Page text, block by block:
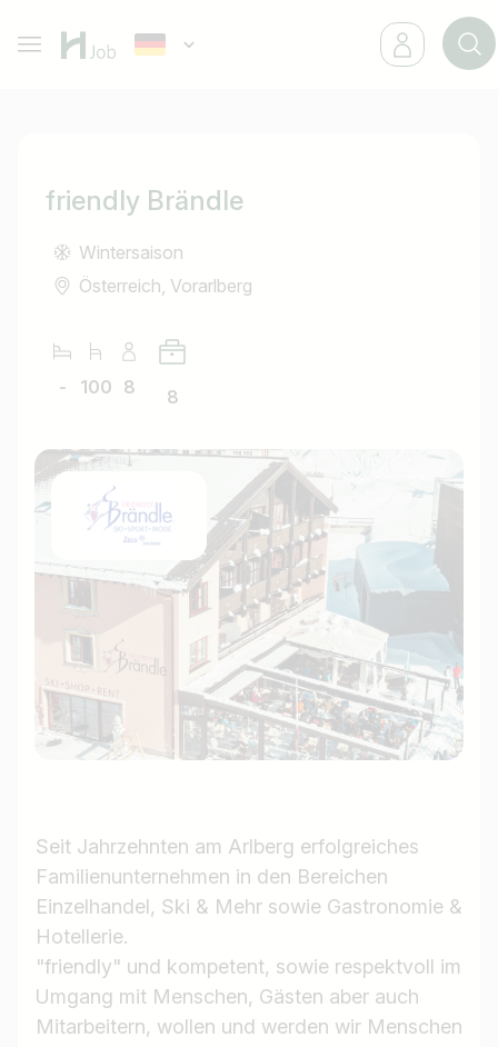
friendly Brändle
Wintersaison
Österreich, Vorarlberg
- 100 8 8
Seit Jahrzehnten am Arlberg erfolgreiches
Familienunternehmen in den Bereichen
Einzelhandel, Ski & Mehr sowie Gastronomie &
Hotellerie.
"friendly" und kompetent, sowie respektvoll im
Umgang mit Menschen, Gästen aber auch
Mitarbeitern, wollen und werden wir Menschen